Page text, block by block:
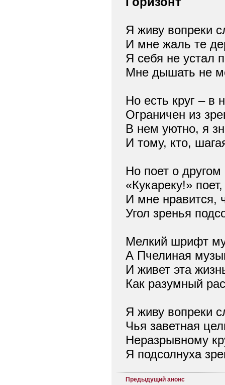
Я живу вопреки
И мне жаль те
Я себя не устал
Мне дышать не
Но есть круг – в
Ограничен из
В нем уютно, я
И тому, кто,
Но поет о
«Кукареку!»
И мне нравится,
Угол зренья
Мелкий шрифт
А Пчелиная
И живет эта
Как разумный
Я живу вопреки
Чья заветная
Неразрывному
Я подсолнуха
Предыдущий анонс